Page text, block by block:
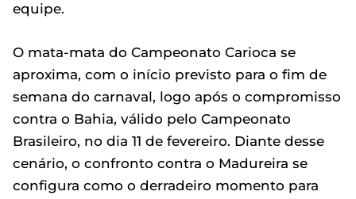
equipe.
O mata-mata do Campeonato Carioca se
aproxima, com o início previsto para o fim de
semana do carnaval, logo após o compromisso
contra o Bahia, válido pelo Campeonato
Brasileiro, no dia 11 de fevereiro. Diante desse
cenário, o confronto contra o Madureira se
configura como o derradeiro momento para